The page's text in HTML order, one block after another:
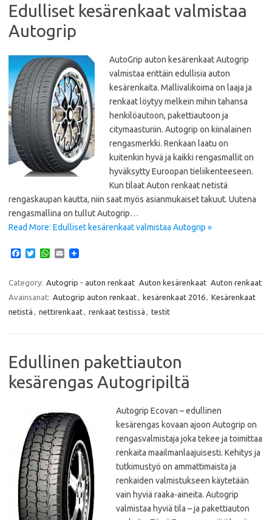
Edulliset kesärenkaat valmistaa
Autogrip
AutoGrip auton kesärenkaat Autogrip
valmistaa erittäin edullisia auton
kesärenkaita. Mallivalikoima on laaja ja
renkaat löytyy melkein mihin tahansa
henkilöautoon, pakettiautoon ja
citymaasturiin. Autogrip on kiinalainen
rengasmerkki. Renkaan laatu on
kuitenkin hyvä ja kaikki rengasmallit on
hyväksytty Euroopan tieliikenteeseen.
Kun tilaat Auton renkaat netistä
rengaskaupan kautta, niin saat myös asianmukaiset takuut. Uutena
rengasmallina on tullut Autogrip…
Read More: Edulliset kesärenkaat valmistaa Autogrip »
e
b
o
o
T
t
e
W
t
A
p
E
i
Category: Autogrip - auton renkaat Auton kesärenkaat Auton renkaat
Avainsanat: Autogrip auton renkaat kesärenkaat 2016
Kesärenkaat
netistä
nettirenkaat renkaat testissä testit
Edullinen pakettiauton
kesärengas Autogripiltä
Autogrip Ecovan – edullinen
kesärengas kovaan ajoon Autogrip on
rengasvalmistaja joka tekee ja toimittaa
renkaita maailmanlaajuisesti. Kehitys ja
tutkimustyö on ammattimaista ja
renkaiden valmistukseen käytetään
vain hyviä raaka-aineita. Autogrip
valmistaa hyviä tila – ja pakettiauton